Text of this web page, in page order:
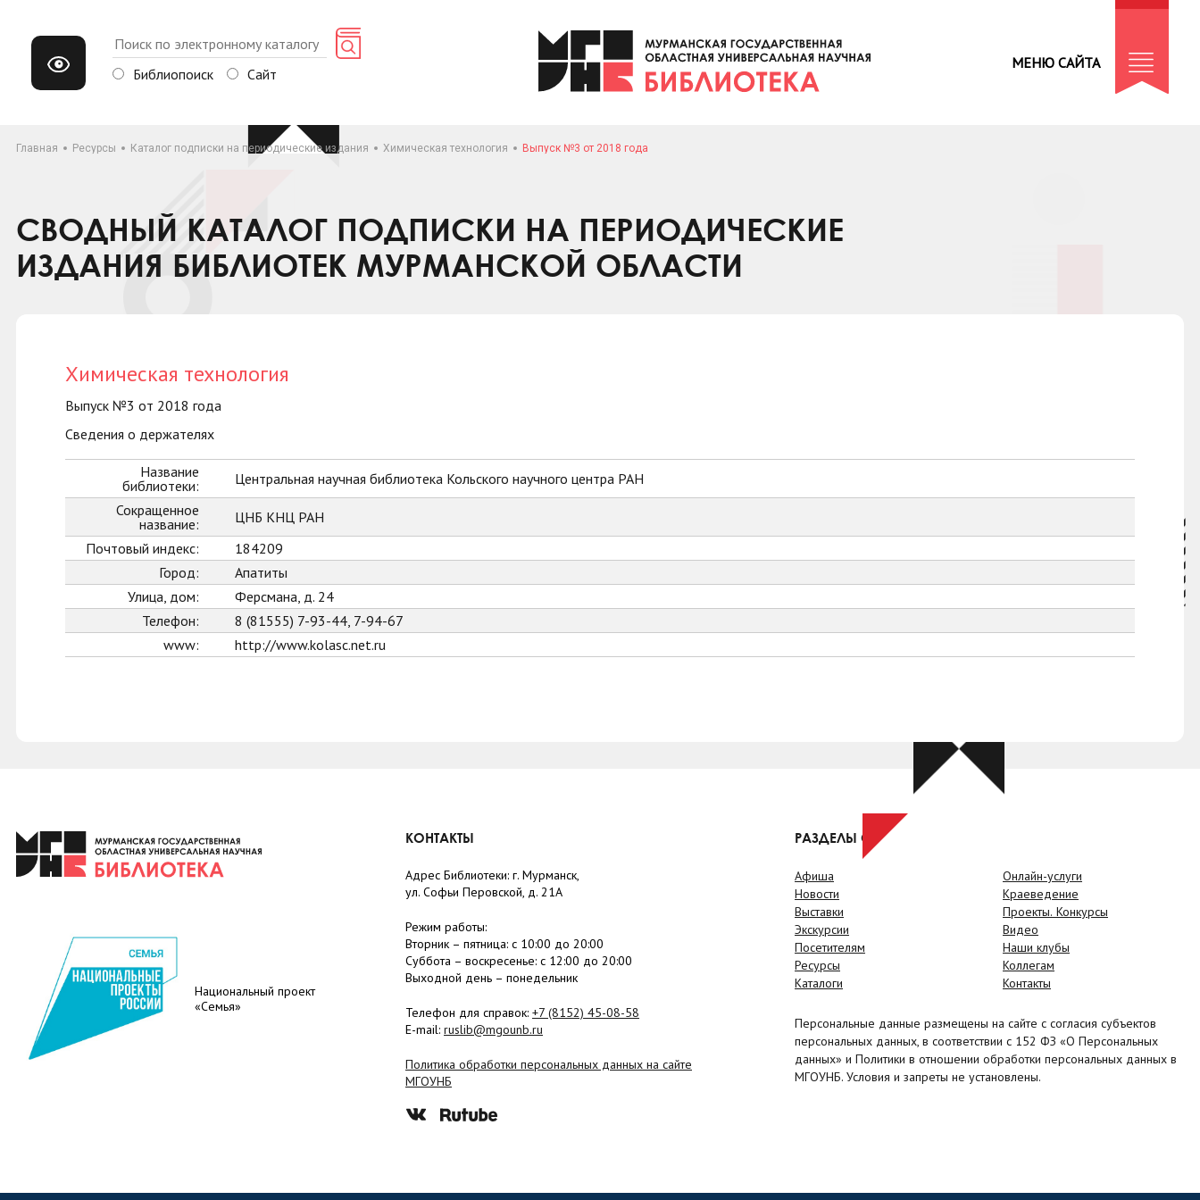
Библиопоиск Сайт
МЕНЮ САЙТА
Главная Ресурсы Каталог подписки на периодические издания Химическая технология Выпуск №3 от 2018 года
СВОДНЫЙ КАТАЛОГ ПОДПИСКИ НА ПЕРИОДИЧЕСКИЕ
ИЗДАНИЯ БИБЛИОТЕК МУРМАНСКОЙ ОБЛАСТИ
Химическая технология
Выпуск №3 от 2018 года
Сведения о держателях
Название
библиотеки:
Центральная научная библиотека Кольского научного центра РАН
Сокращенное
название:
ЦНБ КНЦ РАН
Почтовый индекс:
184209
Город:
Апатиты
Улица, дом:
Ферсмана, д. 24
Телефон:
8 (81555) 7-93-44, 7-94-67
www:
http://www.kolasc.net.ru
Национальный проект
«Семья»
КОНТАКТЫ
Адрес Библиотеки: г. Мурманск,
ул. Софьи Перовской, д. 21А
Режим работы:
Вторник – пятница: с 10:00 до 20:00
Суббота – воскресенье: c 12:00 до 20:00
Выходной день – понедельник
Телефон для справок: +7 (8152) 45-08-58
E-mail: ruslib@mgounb.ru
Политика обработки персональных данных на сайте
МГОУНБ
РАЗДЕЛЫ САЙТА
Афиша
Новости
Выставки
Экскурсии
Посетителям
Ресурсы
Каталоги
Онлайн-услуги
Краеведение
Проекты. Конкурсы
Видео
Наши клубы
Коллегам
Контакты
Персональные данные размещены на сайте с согласия субъектов
персональных данных, в соответствии с 152 ФЗ «О Персональных
данных» и Политики в отношении обработки персональных данных в
МГОУНБ. Условия и запреты не установлены.